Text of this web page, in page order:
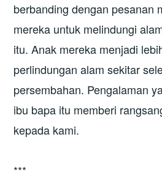
berbanding dengan pesanan
mereka untuk melindungi
itu. Anak mereka menjadi
perlindungan alam sekitar
persembahan. Pengalaman
ibu bapa itu memberi
kepada kami.
***